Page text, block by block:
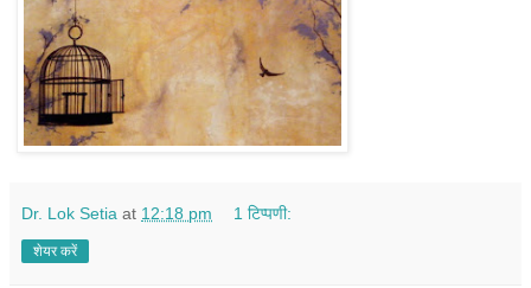
Dr. Lok Setia at 12:18 pm 1 टिप्पणी:
शेयर करें